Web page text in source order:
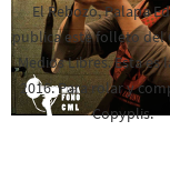
El Rebozo, Palapa
publica este folleto del
Medios Libres. Esta es
2016. Para rolar y
Copyplis.